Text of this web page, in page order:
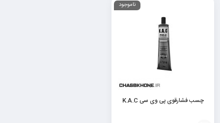
ناموجود
چسب فشارقوی پی وی سی K.A.C